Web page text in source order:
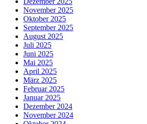
November 2025
Oktober 2025
September 2025
August 2025
Juli 2025
Juni 2025
Mai 2025
April 2025
März 2025
Februar 2025
Januar 2025
Dezember 2024
November 2024